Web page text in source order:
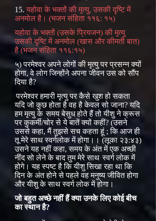
15.यहोवा के भक्तों की मृत्यु, उसकी दृष्टि में
अनमोल है। (भजन संहिता ११६: १५)
यहोवा के भक्तों (उसके प्रियजन) की मृत्यु
उसकी दृष्टि में अनमोल (खास और कीमती बात)
है (भजन संहिता ११६:१५)
५) परमेश्वर अपने लोगों की मृत्यु पर प्रसन्न क्यों
होगा, वे लोग जिन्होंने अपना जीवन उस को सौंप
दिया है?
परमेश्वर हमारी मृत्यु पर कैसे खुश हो सकता
यदि जो कुछ होता है वह है केवल सो जाना? यदि
हम मृत्यु के समय बेसुध होते हैं तो यीशु ने क्रूस
पर कुकर्मी/चोर से ये बातें क्यों कहीं? (उसने
उससे कहा, मैं तुझसे सच कहता हूं ; कि आज ही
तू मेरे साथ स्वर्गलोक में होगा।। (लूका २३:४३)
उसने यह नहीं कहा, समय के अंत में एक अच्छी
नींद सो लेने के बाद तुम मेरे साथ स्वर्ग लोक में
होगे। यह स्पष्ट है कि यीशु सिखा रहा था कि
दिन के अंत होने से पहले वह मनुष्य जीवित होगा
और यीशु के साथ स्वर्ग लोक में होगा।
जो बहुत अच्छे नहीं हैं क्या उनके लिए कोई बीच
का स्थान है?